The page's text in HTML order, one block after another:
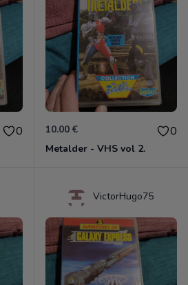
0 10.00 € 0
Metalder - VHS vol 2.
VictorHugo75